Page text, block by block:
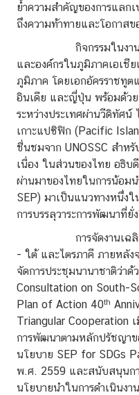
มุ
ม
ย
า
ว
ช
น
ข่
า
ว
ส
ร
/
กิ
จ
ก
ร
ร
ม
ย้ำความสำคัญของการแลก
ถึงความท้าทายและโอกาส
กิจกรรมในงานประกอ
และองค์กรในภูมิภาคเอเชี
ภูมิภาค โดยเอกอัครราชทู
อินเดีย และญี่ปุ่น พร้อมด้วย
ระหว่างประเทศผ่านวีดิทัศน์
เกาะแปซิฟิก (Pacific
ชื่นชมจาก UNOSSC สำห
เนื่อง ในส่วนของไทย อธิบ
ผ่านมาของไทยในการน้อม
SEP) มาเป็นแนวทางหนึ่ง
การบรรลุวาระการพัฒนาที่
การจัดงานเฉลิมฉลอง
- ใต้ และไตรภาคี ภายหลัง
จัดการประชุมนานาชาติว่า
Consultation on South-
Plan of Action 40th
Triangular Cooperation
การพัฒนาตามหลักปรัชญาข
นโยบาย SEP for SDGs
พ.ศ. 2559 และสนับสนุนกา
นโยบายนำในการดำเนินงา